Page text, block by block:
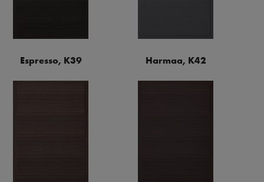
Espresso, K39 Harmaa, K42